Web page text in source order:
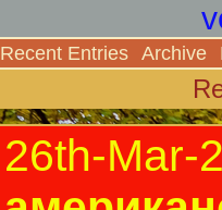
Recent Entries Archive
26th-Mar-